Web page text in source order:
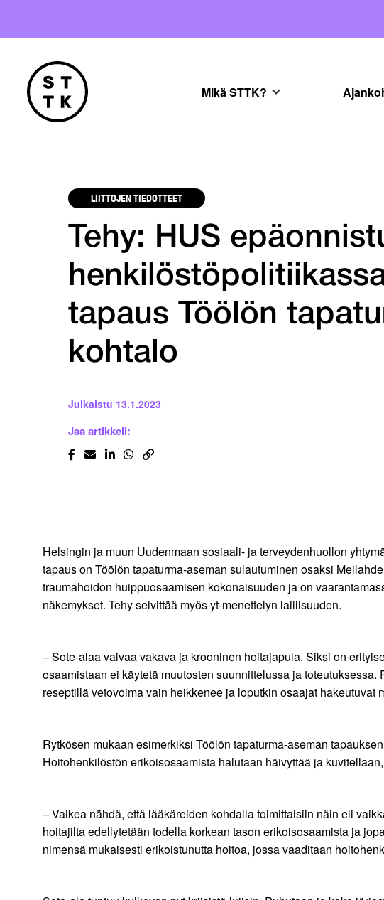
Mikä STTK?
LIITTOJEN TIEDOTTEET
Tehy: HUS
tapaus Töölön
kohtalo
Julkaistu 13.1.2023
Jaa artikkeli:
Helsingin ja muun Uudenmaan sosiaali- ja terveydenhuollon
tapaus on Töölön tapaturma-aseman sulautuminen osaksi
traumahoidon huippuosaamisen kokonaisuuden ja on
näkemykset. Tehy selvittää myös yt-menettelyn laillisuuden.
– Sote-alaa vaivaa vakava ja krooninen hoitajapula. Siksi on
osaamistaan ei käytetä muutosten suunnittelussa ja
reseptillä vetovoima vain heikkenee ja loputkin osaajat
Rytkösen mukaan esimerkiksi Töölön tapaturma-aseman
Hoitohenkilöstön erikoisosaamista halutaan häivyttää ja
– Vaikea nähdä, että lääkäreiden kohdalla toimittaisiin näin eli
hoitajilta edellytetään todella korkean tason erikoisosaamista ja
nimensä mukaisesti erikoistunutta hoitoa, jossa vaaditaan